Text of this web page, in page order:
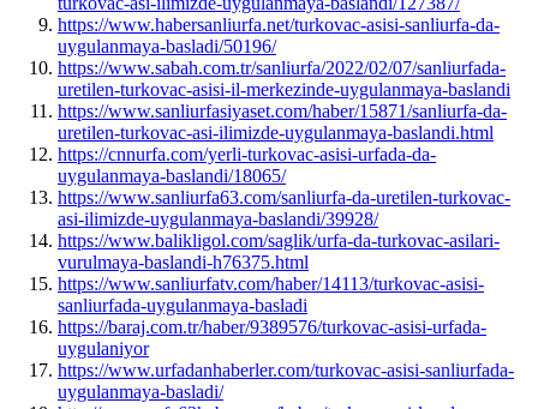
https://www.habersanliurfa.net/turkovac-asisi-sanliurfa-da-
uygulanmaya-basladi/50196/
https://www.sabah.com.tr/sanliurfa/2022/02/07/sanliurfada-
uretilen-turkovac-asisi-il-merkezinde-uygulanmaya-baslandi
https://www.sanliurfasiyaset.com/haber/15871/sanliurfa-da-
uretilen-turkovac-asi-ilimizde-uygulanmaya-baslandi.html
https://cnnurfa.com/yerli-turkovac-asisi-urfada-da-
uygulanmaya-baslandi/18065/
https://www.sanliurfa63.com/sanliurfa-da-uretilen-turkovac-
asi-ilimizde-uygulanmaya-baslandi/39928/
https://www.balikligol.com/saglik/urfa-da-turkovac-asilari-
vurulmaya-baslandi-h76375.html
https://www.sanliurfatv.com/haber/14113/turkovac-asisi-
sanliurfada-uygulanmaya-basladi
https://baraj.com.tr/haber/9389576/turkovac-asisi-urfada-
uygulaniyor
https://www.urfadanhaberler.com/turkovac-asisi-sanliurfada-
uygulanmaya-basladi/